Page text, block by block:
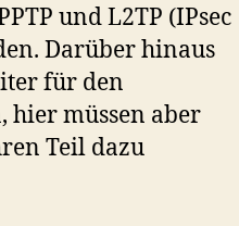
und L2TP (IPsec
Darüber hinaus
für den
hier müssen aber
Teil dazu